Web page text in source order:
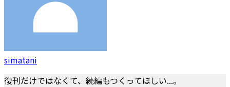
simatani
復刊だけではなくて、続編もつくってほしい...。